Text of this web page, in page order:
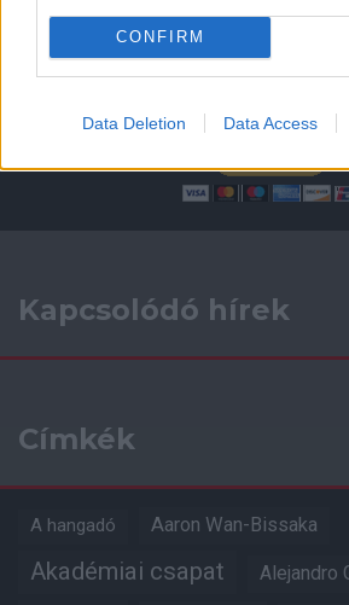
CONFIRM
Data Deletion Data Access
Támogatás
a ManUtdFanatics.hu
Kapcsolódó hírek
Címkék
A hangadó Aaron Wan-Bissaka
Akadémiai csapat Alejandro